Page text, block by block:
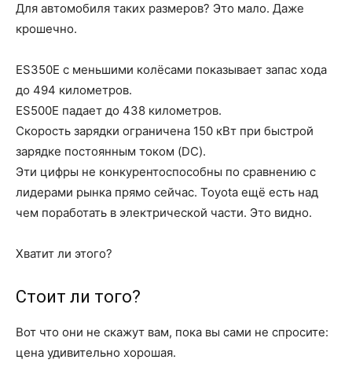
Для автомобиля таких размеров? Это мало. Даже
крошечно.
ES350E с меньшими колёсами показывает запас хода
до 494 километров.
ES500E падает до 438 километров.
Скорость зарядки ограничена 150 кВт при быстрой
зарядке постоянным током (DC).
Эти цифры не конкурентоспособны по сравнению с
лидерами рынка прямо сейчас. Toyota ещё есть над
чем поработать в электрической части. Это видно.
Хватит ли этого?
Стоит ли того?
Вот что они не скажут вам, пока вы сами не спросите:
цена удивительно хорошая.